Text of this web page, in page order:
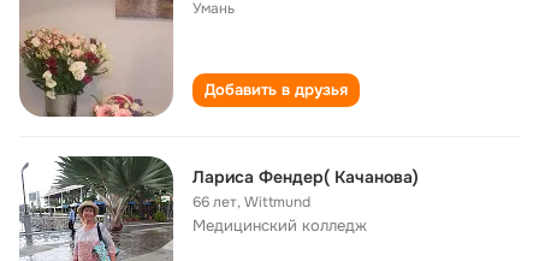
Умань
Добавить в друзья
Лариса Фендер( Качанова)
66 лет,Wittmund
Медицинский колледж